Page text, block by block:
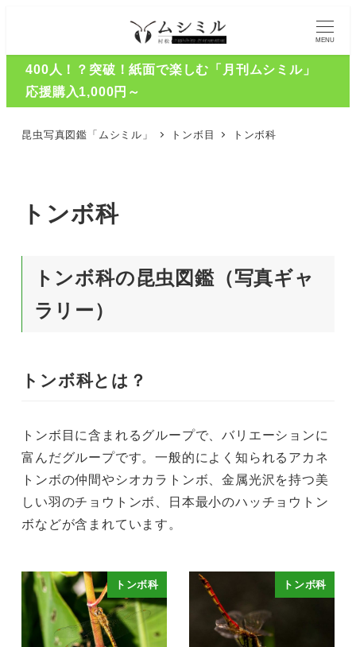
MENU
400人！？突破！紙面で楽しむ「月刊ムシミル」
応援購入1,000円～
昆虫写真図鑑「ムシミル」 トンボ目 トンボ科
トンボ科
トンボ科の昆虫図鑑（写真ギャ
ラリー）
トンボ科とは？
トンボ目に含まれるグループで、バリエーションに
富んだグループです。一般的によく知られるアカネ
トンボの仲間やシオカラトンボ、金属光沢を持つ美
しい羽のチョウトンボ、日本最小のハッチョウトン
ボなどが含まれています。
トンボ科 トンボ科